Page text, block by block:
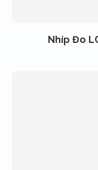
Nhíp Đo